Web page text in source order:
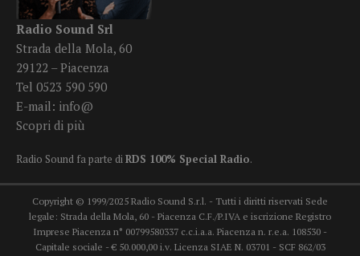
Radio Sound Srl
Strada della Mola, 60
29122 – Piacenza
Tel 0523 590 590
E-mail: info@
Scopri di più
Radio Sound fa parte diRDS 100% Special Radio.
Copyright © 1999/2025 Radio Sound S.r.l. - Tutti i diritti riservati Sede
legale: Strada della Mola, 60 - Piacenza C.F./P.IVA e iscrizione Registro
Imprese Piacenza n° 00799580337 c.c.i.a.a. Piacenza n. r.e.a. 108530 -
Capitale sociale - € 50.000,00 i.v. Licenza SIAE N. 03701 - SCF 862/03